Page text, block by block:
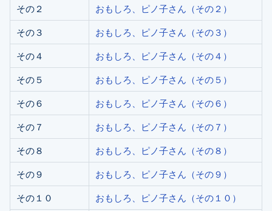
その２
おもしろ、ピノ子さん（その２）
その３
おもしろ、ピノ子さん（その３）
その４
おもしろ、ピノ子さん（その４）
その５
おもしろ、ピノ子さん（その５）
その６
おもしろ、ピノ子さん（その６）
その７
おもしろ、ピノ子さん（その７）
その８
おもしろ、ピノ子さん（その８）
その９
おもしろ、ピノ子さん（その９）
その１０
おもしろ、ピノ子さん（その１０）